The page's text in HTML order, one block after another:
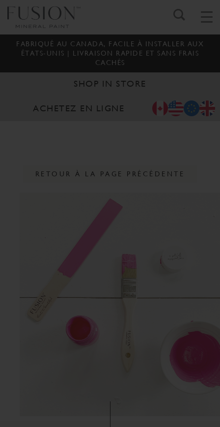
FABRIQUÉ AU CANADA, FACILE À INSTALLER AUX
ÉTATS-UNIS | LIVRAISON RAPIDE ET SANS FRAIS
CACHÉS
SHOP IN STORE
ACHETEZ EN LIGNE
RETOUR À LA PAGE PRÉCÉDENTE